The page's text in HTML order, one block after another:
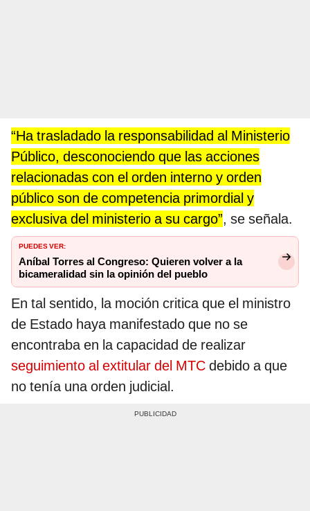
“Ha trasladado la responsabilidad al Ministerio
Público, desconociendo que las acciones
relacionadas con el orden interno y orden
público son de competencia primordial y
exclusiva del ministerio a su cargo”, se señala.
PUEDES VER:
Aníbal Torres al Congreso: Quieren volver a la
bicameralidad sin la opinión del pueblo
En tal sentido, la moción critica que el ministro
de Estado haya manifestado que no se
encontraba en la capacidad de realizar
seguimiento al extitular del MTC debido a que
no tenía una orden judicial.